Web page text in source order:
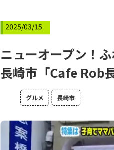
2025/03/15
ニューオープン！
長崎市「Cafe Rob
グルメ 長崎市